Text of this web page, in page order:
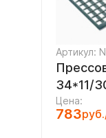
Артикул:
34*11/
Цена:
783